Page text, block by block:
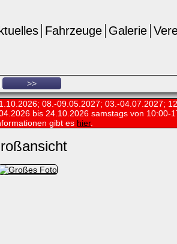
Galerie
Fahrzeuge
>>
08.-09.05.2027; 03.-04.07.2027;
bis 24.10.2026 samstags von 10:00-
gibt es hier.